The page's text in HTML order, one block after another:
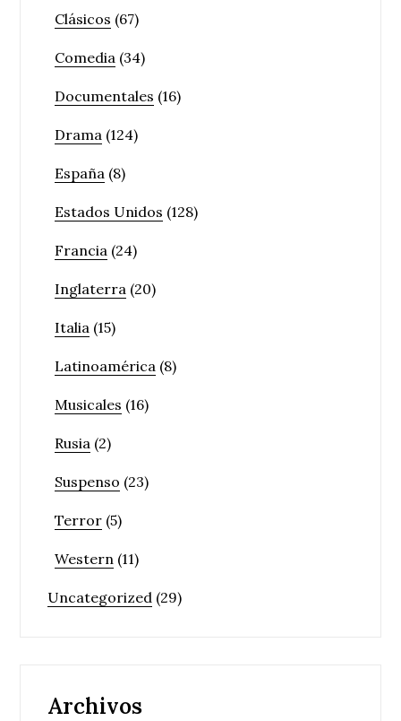
Clásicos (67)
Comedia (34)
Documentales (16)
Drama (124)
España (8)
Estados Unidos (128)
Francia (24)
Inglaterra (20)
Italia (15)
Latinoamérica (8)
Musicales (16)
Rusia (2)
Suspenso (23)
Terror (5)
Western (11)
Uncategorized (29)
Archivos